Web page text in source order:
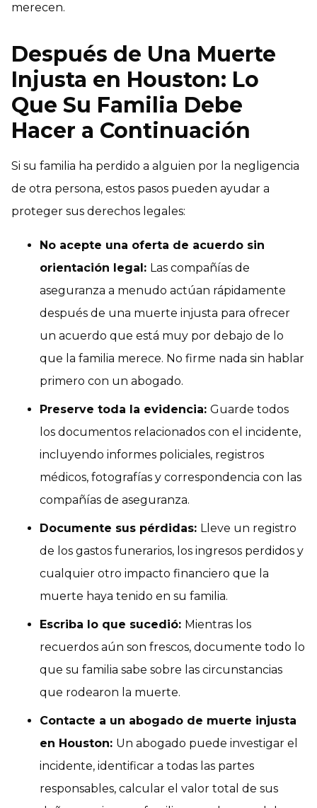
merecen.
Después de Una Muerte
Injusta en Houston: Lo
Que Su Familia Debe
Hacer a Continuación
Si su familia ha perdido a alguien por la negligencia
de otra persona, estos pasos pueden ayudar a
proteger sus derechos legales:
No acepte una oferta de acuerdo sin
orientación legal: Las compañías de
aseguranza a menudo actúan rápidamente
después de una muerte injusta para ofrecer
un acuerdo que está muy por debajo de lo
que la familia merece. No firme nada sin hablar
primero con un abogado.
Preserve toda la evidencia: Guarde todos
los documentos relacionados con el incidente,
incluyendo informes policiales, registros
médicos, fotografías y correspondencia con las
compañías de aseguranza.
Documente sus pérdidas: Lleve un registro
de los gastos funerarios, los ingresos perdidos y
cualquier otro impacto financiero que la
muerte haya tenido en su familia.
Escriba lo que sucedió: Mientras los
recuerdos aún son frescos, documente todo lo
que su familia sabe sobre las circunstancias
que rodearon la muerte.
Contacte a un abogado de muerte injusta
en Houston: Un abogado puede investigar el
incidente, identificar a todas las partes
responsables, calcular el valor total de sus